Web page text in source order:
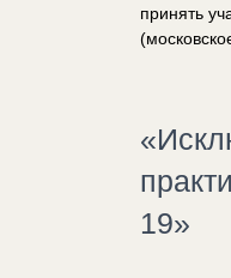
принять
19»